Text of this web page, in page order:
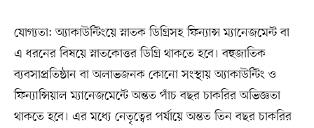
যোগ্যতা: অ্যাকাউন্টিংয়ে স্নাতক ডিগ্রিসহ ফিন্যান্স ম্যানেজমেন্ট বা
এ ধরনের বিষয়ে স্নাতকোত্তর ডিগ্রি থাকতে হবে। বহুজাতিক
ব্যবসাপ্রতিষ্ঠান বা অলাভজনক কোনো সংস্থায় অ্যাকাউন্টিং ও
ফিন্যান্সিয়াল ম্যানেজমেন্টে অন্তত পাঁচ বছর চাকরির অভিজ্ঞতা
থাকতে হবে। এর মধ্যে নেতৃত্বের পর্যায়ে অন্তত তিন বছর চাকরির